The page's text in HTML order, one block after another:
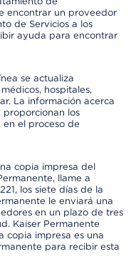
encontrar un proveedor
de Servicios a los
ayuda para encontrar
se actualiza
hospitales,
La información acerca
proporcionan los
en el proceso de
copia impresa del
llame a
los siete días de la
le enviará una
en un plazo de tres
Kaiser Permanente
copia impresa es una
para recibir esta